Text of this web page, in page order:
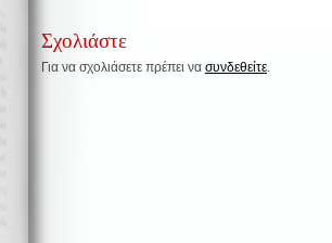
Σχολιάστε
Για να σχολιάσετε πρέπει να συνδεθείτε